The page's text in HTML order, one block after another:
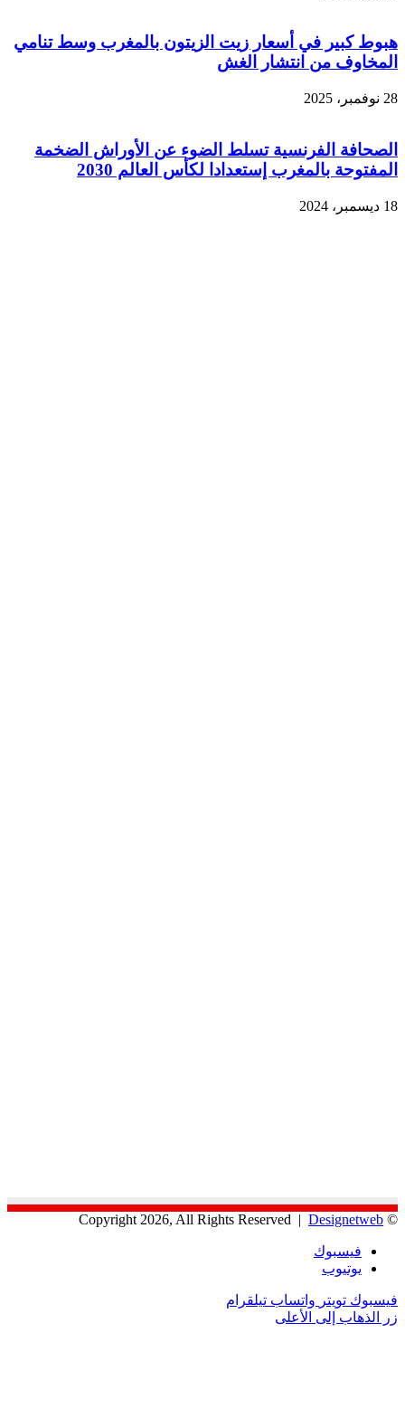
هبوط كبير في أسعار زيت الزيتون بالمغرب وسط تنامي
المخاوف من انتشار الغش
28 نوفمبر، 2025
الصحافة الفرنسية تسلط الضوء عن الأوراش الضخمة
المفتوحة بالمغرب إستعدادا لكأس العالم 2030
18 ديسمبر، 2024
© Copyright 2026, All Rights Reserved |
Designetweb
فيسبوك
يوتيوب
فيسبوك تويتر واتساب تيلقرام
زر الذهاب إلى الأعلى